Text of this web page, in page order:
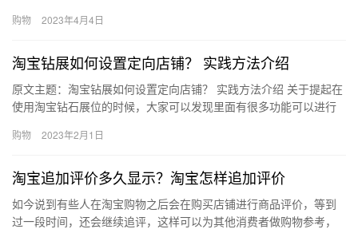
购物 2023年4月4日
淘宝钻展如何设置定向店铺？ 实践方法介绍
原文主题：淘宝钻展如何设置定向店铺？ 实践方法介绍 关于提起在
使用淘宝钻石展位的时候，大家可以发现里面有很多功能可以进行
向…
购物 2023年2月1日
淘宝追加评价多久显示？淘宝怎样追加评价
如今说到有些人在淘宝购物之后会在购买店铺进行商品评价，等到
过一段时间，还会继续追评，这样可以为其他消费者做购物参考，